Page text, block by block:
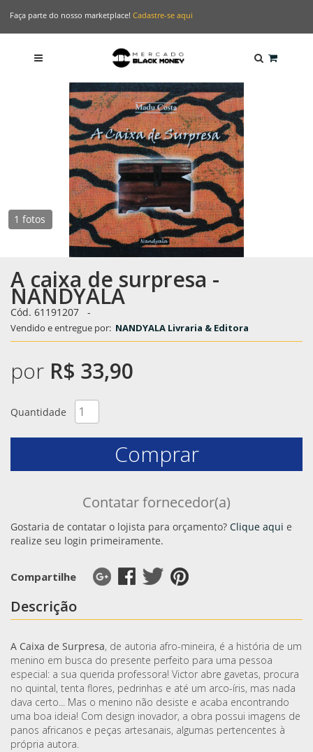
Faça parte do nosso marketplace! Cadastre-se aqui
1 fotos
A caixa de surpresa -
NANDYALA
Cód. 61191207 -
Vendido e entregue por: NANDYALA Livraria & Editora
por R$ 33,90
Quantidade
Comprar
Contatar fornecedor(a)
Gostaria de contatar o lojista para orçamento? Clique aqui e
realize seu login primeiramente.
Compartilhe
Descrição
A Caixa de Surpresa, de autoria afro-mineira, é a história de um
menino em busca do presente perfeito para uma pessoa
especial: a sua querida professora! Victor abre gavetas, procura
no quintal, tenta flores, pedrinhas e até um arco-íris, mas nada
dava certo... Mas o menino não desiste e acaba encontrando
uma boa ideia! Com design inovador, a obra possui imagens de
panos africanos e peças artesanais, algumas pertencentes à
própria autora.